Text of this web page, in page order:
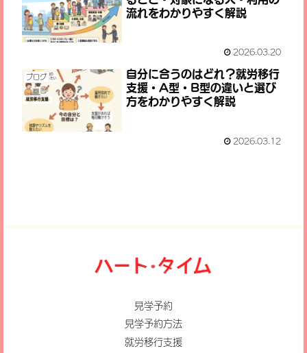
流れをわかりやすく解説
2026.03.20
ブログ
自分に合うのはどれ？就労移行
支援・A型・B型の違いと選び
方をわかりやすく解説
2026.03.12
見学予約
見学予約方法
就労移行支援